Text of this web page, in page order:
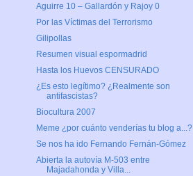
Aguirre 10 – Gallardón y Rajoy 0
Por las Víctimas del Terrorismo
Gilipollas
Resumen visual espormadrid
Hasta los Huevos CENSURADO
¿Es esto legítimo? ¿Realmente son
antifascistas?
Biocultura 2007
Meme ¿por cuánto venderías tu blog a...?
Se nos ha ido Fernando Fernán-Gómez
Abierta la autovía M-503 entre
Majadahonda y Villa...